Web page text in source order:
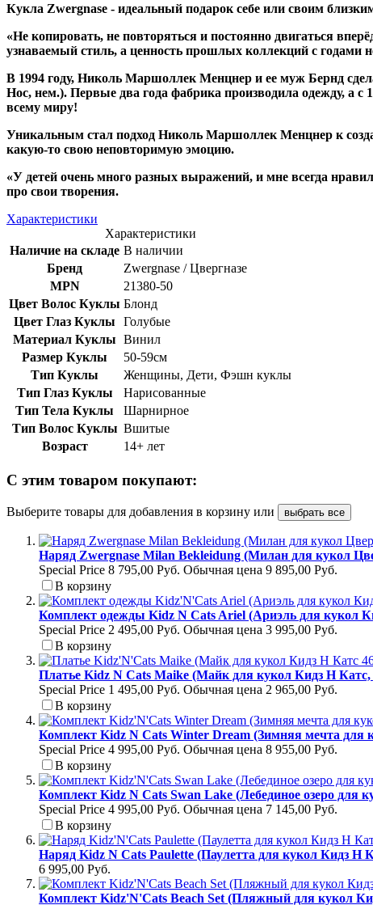
Кукла Zwergnase - идеальный подарок себе или своим
«Не копировать, не повторяться и постоянно двигаться
узнаваемый стиль, а ценность прошлых коллекций с годами
В 1994 году, Николь Маршоллек Менцнер и ее муж Бернд
Нос, нем.). Первые два года фабрика производила одежду, а
всему миру!
Уникальным стал подход Николь Маршоллек Менцнер к
какую-то свою неповторимую эмоцию.
«У детей очень много разных выражений, и мне всегда
про свои творения.
Характеристики
Характеристики
Наличие на складе В наличии
Бренд
Zwergnase / Цвергназе
MPN
21380-50
Цвет Волос Куклы Блонд
Цвет Глаз Куклы
Голубые
Материал Куклы Винил
Размер Куклы
50-59см
Тип Куклы
Женщины, Дети, Фэшн куклы
Тип Глаз Куклы
Нарисованные
Тип Тела Куклы
Шарнирное
Тип Волос Куклы Вшитые
Возраст
14+ лет
С этим товаром покупают:
Выберите товары для добавления в корзину или выбрать все
Наряд Zwergnase Milan Bekleidung (Милан для кукол
Special Price 8 795,00 Руб. Обычная цена 9 895,00 Руб.
В корзину
Комплект одежды Kidz N Cats Ariel (Ариэль для кукол
Special Price 2 495,00 Руб. Обычная цена 3 995,00 Руб.
В корзину
Платье Kidz N Cats Maike (Майк для кукол Кидз Н Катс,
Special Price 1 495,00 Руб. Обычная цена 2 965,00 Руб.
В корзину
Комплект Kidz N Cats Winter Dream (Зимняя мечта для
Special Price 4 995,00 Руб. Обычная цена 8 955,00 Руб.
В корзину
Комплект Kidz N Cats Swan Lake (Лебединое озеро для
Special Price 4 995,00 Руб. Обычная цена 7 145,00 Руб.
В корзину
Наряд Kidz N Cats Paulette (Паулетта для кукол Кидз Н
6 995,00 Руб.
Комплект Kidz'N'Cats Beach Set (Пляжный для кукол